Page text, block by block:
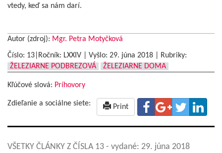
vtedy, keď sa nám darí.
Autor (zdroj): Mgr. Petra Motyčková
Číslo: 13|Ročník: LXXIV | Vyšlo: 29. júna 2018
Rubriky:
ŽELEZIARNE PODBREZOVÁ
ŽELEZIARNE DOMA
Kľúčové slová: Príhovory
Zdieľanie a sociálne siete: Print
VŠETKY ČLÁNKY Z ČÍSLA 13 - vydané: 29. júna 2018